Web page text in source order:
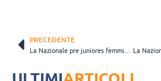
PRECEDENTE
La Nazionale pre juniores femminile al lavoro in vista del Campionato Europeo